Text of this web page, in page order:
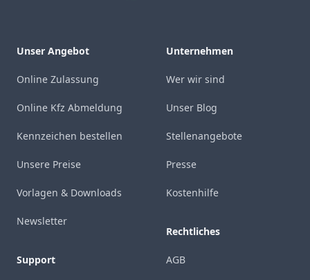
Unser Angebot
Online Zulassung
Online Kfz Abmeldung
Kennzeichen bestellen
Unsere Preise
Vorlagen & Downloads
Newsletter
Support
Unternehmen
Wer wir sind
Unser Blog
Stellenangebote
Presse
Kostenhilfe
Rechtliches
AGB